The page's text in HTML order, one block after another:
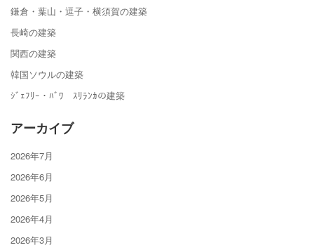
鎌倉・葉山・逗子・横須賀の建築
長崎の建築
関西の建築
韓国ソウルの建築
ｼﾞｪﾌﾘｰ・ﾊﾞﾜ ｽﾘﾗﾝｶの建築
アーカイブ
2026年7月
2026年6月
2026年5月
2026年4月
2026年3月